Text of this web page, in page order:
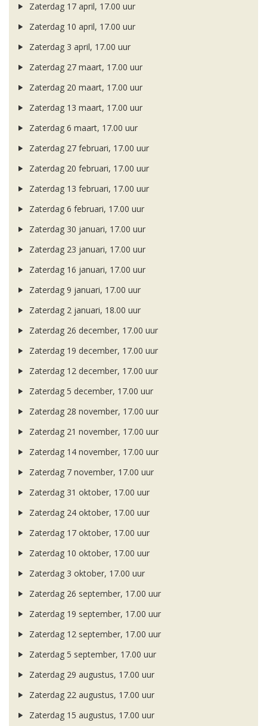
Zaterdag 17 april, 17.00 uur
Zaterdag 10 april, 17.00 uur
Zaterdag 3 april, 17.00 uur
Zaterdag 27 maart, 17.00 uur
Zaterdag 20 maart, 17.00 uur
Zaterdag 13 maart, 17.00 uur
Zaterdag 6 maart, 17.00 uur
Zaterdag 27 februari, 17.00 uur
Zaterdag 20 februari, 17.00 uur
Zaterdag 13 februari, 17.00 uur
Zaterdag 6 februari, 17.00 uur
Zaterdag 30 januari, 17.00 uur
Zaterdag 23 januari, 17.00 uur
Zaterdag 16 januari, 17.00 uur
Zaterdag 9 januari, 17.00 uur
Zaterdag 2 januari, 18.00 uur
Zaterdag 26 december, 17.00 uur
Zaterdag 19 december, 17.00 uur
Zaterdag 12 december, 17.00 uur
Zaterdag 5 december, 17.00 uur
Zaterdag 28 november, 17.00 uur
Zaterdag 21 november, 17.00 uur
Zaterdag 14 november, 17.00 uur
Zaterdag 7 november, 17.00 uur
Zaterdag 31 oktober, 17.00 uur
Zaterdag 24 oktober, 17.00 uur
Zaterdag 17 oktober, 17.00 uur
Zaterdag 10 oktober, 17.00 uur
Zaterdag 3 oktober, 17.00 uur
Zaterdag 26 september, 17.00 uur
Zaterdag 19 september, 17.00 uur
Zaterdag 12 september, 17.00 uur
Zaterdag 5 september, 17.00 uur
Zaterdag 29 augustus, 17.00 uur
Zaterdag 22 augustus, 17.00 uur
Zaterdag 15 augustus, 17.00 uur